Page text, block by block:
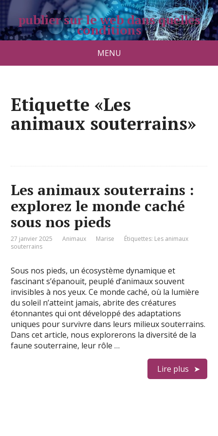
publier sur le web dans quelles
conditions
MENU
Etiquette «Les
animaux souterrains»
Les animaux souterrains :
explorez le monde caché
sous nos pieds
27 janvier 2025 Animaux Marise Étiquettes: Les animaux
souterrains
Sous nos pieds, un écosystème dynamique et
fascinant s’épanouit, peuplé d’animaux souvent
invisibles à nos yeux. Ce monde caché, où la lumière
du soleil n’atteint jamais, abrite des créatures
étonnantes qui ont développé des adaptations
uniques pour survivre dans leurs milieux souterrains.
Dans cet article, nous explorerons la diversité de la
faune souterraine, leur rôle …
Lire plus